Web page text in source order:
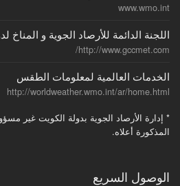
www.wmo.int
اللجنة الدائمة للأرصاد الجوية و
http://www.gccmet.com/
الخدمات العالمية لمعلومات الطقس
http://worldweather.wmo.int/ar/home.html
* إدارة الأرصاد الجوية بدولة الكويت غير
المذكورة أعلاه.
الوصول السريع